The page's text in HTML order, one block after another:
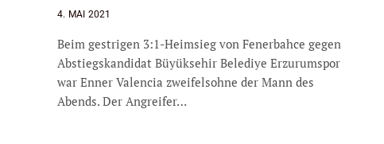
4. MAI 2021
Beim gestrigen 3:1-Heimsieg von Fenerbahce gegen
Abstiegskandidat Büyüksehir Belediye Erzurumspor
war Enner Valencia zweifelsohne der Mann des
Abends. Der Angreifer…